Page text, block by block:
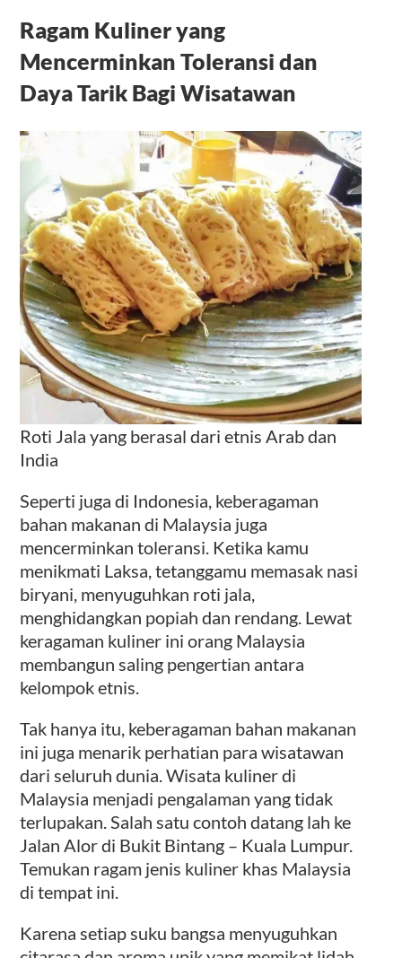
Ragam Kuliner yang
Mencerminkan Toleransi dan
Daya Tarik Bagi Wisatawan
Roti Jala yang berasal dari etnis Arab dan
India
Seperti juga di Indonesia, keberagaman
bahan makanan di Malaysia juga
mencerminkan toleransi. Ketika kamu
menikmati Laksa, tetanggamu memasak nasi
biryani, menyuguhkan roti jala,
menghidangkan popiah dan rendang. Lewat
keragaman kuliner ini orang Malaysia
membangun saling pengertian antara
kelompok etnis.
Tak hanya itu, keberagaman bahan makanan
ini juga menarik perhatian para wisatawan
dari seluruh dunia. Wisata kuliner di
Malaysia menjadi pengalaman yang tidak
terlupakan. Salah satu contoh datang lah ke
Jalan Alor di Bukit Bintang – Kuala Lumpur.
Temukan ragam jenis kuliner khas Malaysia
di tempat ini.
Karena setiap suku bangsa menyuguhkan